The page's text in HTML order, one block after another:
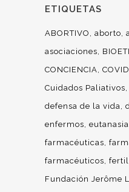
ETIQUETAS
ABORTIVO aborto
asociaciones
CONCIENCIA
Cuidados Paliativos
defensa de la vida
enfermos eutanasia
farmacéuticas
farmacéuticos
Fundación Jerôme